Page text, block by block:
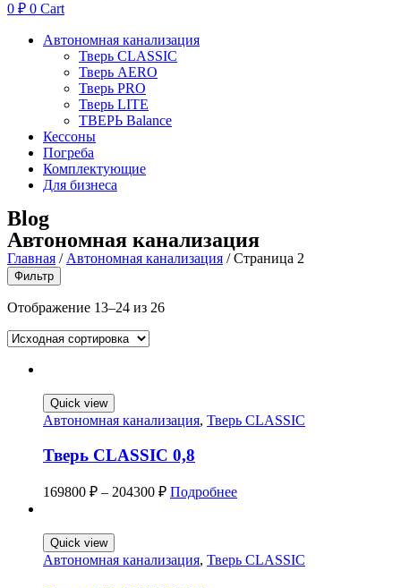
0 ₽ 0 Cart
Автономная канализация
Тверь CLASSIC
Тверь AERO
Тверь PRO
Тверь LITE
ТВЕРЬ Balance
Кессоны
Погреба
Комплектующие
Для бизнеса
Blog
Автономная канализация
Главная / Автономная канализация /Страница 2
Фильтр
Отображение 13–24 из 26
Quick view
Автономная канализация, Тверь CLASSIC
Тверь CLASSIC 0,8
169800 ₽ – 204300 ₽ Подробнее
Quick view
Автономная канализация, Тверь CLASSIC